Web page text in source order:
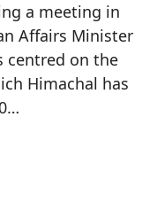
a meeting in
Affairs Minister
centred on the
Himachal has